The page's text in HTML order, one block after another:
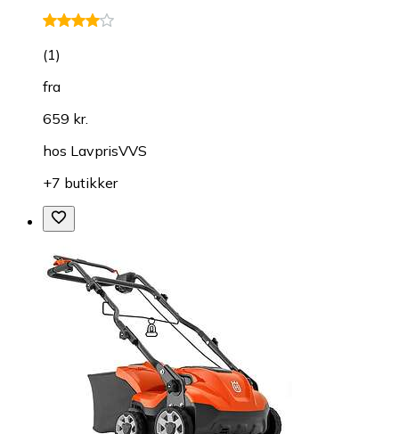
(1)
fra
659 kr.
hos LavprisVVS
+7 butikker